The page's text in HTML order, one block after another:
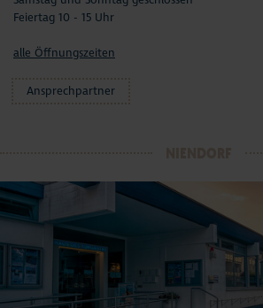
Feiertag 10 - 15 Uhr
alle Öffnungszeiten
Ansprechpartner